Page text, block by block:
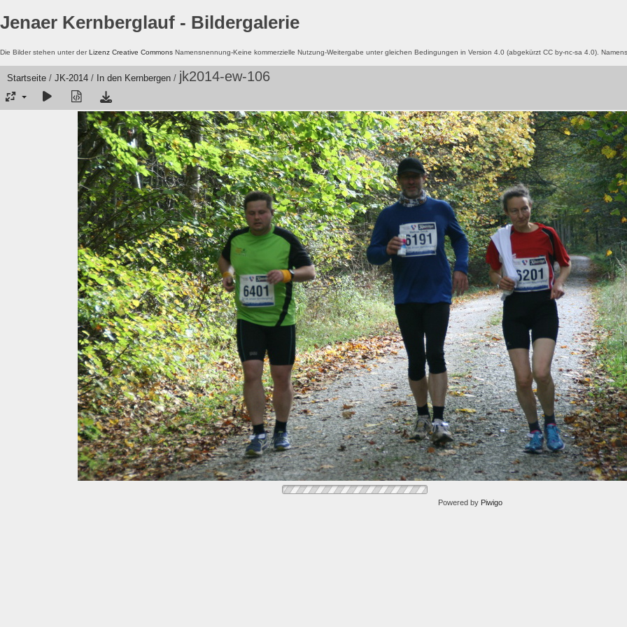
Jenaer Kernberglauf - Bildergalerie
Die Bilder stehen unter derLizenz Creative Commons Namensnennung-Keine kommerzielle Nutzung-Weitergabe unter gleichen Bedingungen in Version 4.0 (abgekürzt CC by-nc-sa 4.0).
Startseite / JK-2014 / In den Kernbergen / jk2014-ew-106
Powered by Piwigo